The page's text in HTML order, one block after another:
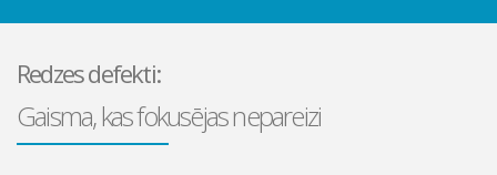
Redzes defekti:
Gaisma, kas fokusējas nepareizi